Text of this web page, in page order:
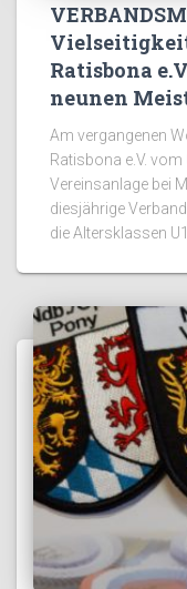
Vielseitigkeit
Ratisbona
neunen
Am vergangenen
Ratisbona e.V.
Vereinsanlage bei
diesjährige
die Altersklassen